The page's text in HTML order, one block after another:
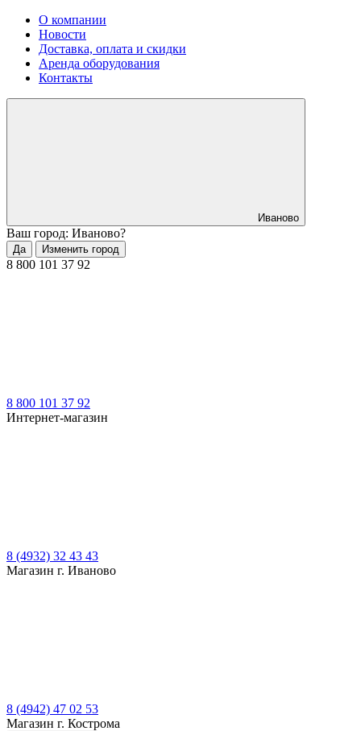
О компании
Новости
Доставка, оплата и скидки
Аренда оборудования
Контакты
Иваново
Ваш город: Иваново?
Да Изменить город
8 800 101 37 92
8 800 101 37 92
Интернет-магазин
8 (4932) 32 43 43
Магазин г. Иваново
8 (4942) 47 02 53
Магазин г. Кострома